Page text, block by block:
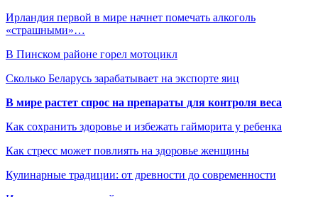
Ирландия первой в мире начнет помечать алкоголь
«страшными»…
В Пинском районе горел мотоцикл
Сколько Беларусь зарабатывает на экспорте яиц
В мире растет спрос на препараты для контроля веса
Как сохранить здоровье и избежать гайморита у ребенка
Как стресс может повлиять на здоровье женщины
Кулинарные традиции: от древности до современности